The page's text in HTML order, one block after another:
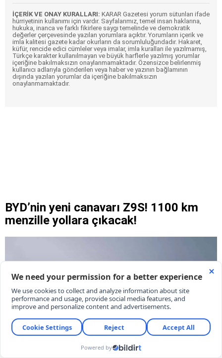
İÇERİK VE ONAY KURALLARI: KARAR Gazetesi yorum sütunları ifade
hürriyetinin kullanımı için vardır. Sayfalarımız, temel insan haklarına,
hukuka, inanca ve farklı fikirlere saygı temelinde ve demokratik
değerler çerçevesinde yazılan yorumlara açıktır. Yorumların içerik ve
imla kalitesi gazete kadar okurların da sorumluluğundadır. Hakaret,
küfür, rencide edici cümleler veya imalar, imla kuralları ile yazılmamış,
Türkçe karakter kullanılmayan ve büyük harflerle yazılmış yorumlar
içeriğine bakılmaksızın onaylanmamaktadır. Özensizce belirlenmiş
kullanıcı adlarıyla gönderilen veya haber ve yazının bağlamının
dışında yazılan yorumlar da içeriğine bakılmaksızın
onaylanmamaktadır.
BYD’nin yeni canavarı Z9S! 1100 km
menzille yollara çıkacak!